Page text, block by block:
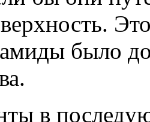
было
в